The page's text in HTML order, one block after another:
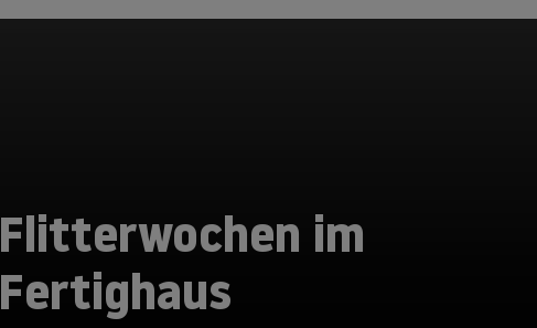
Flitterwochen im
Fertighaus